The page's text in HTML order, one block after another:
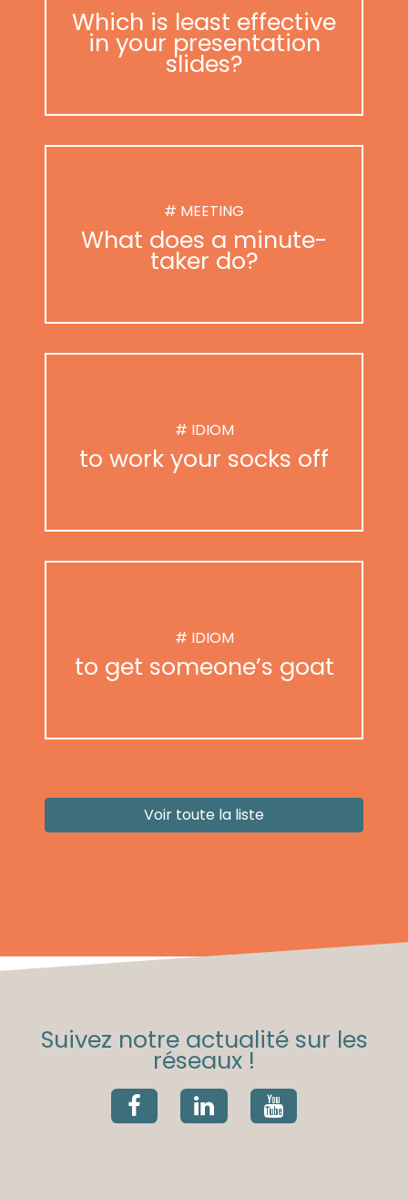
Which is least effective
in your presentation
slides?
# MEETING
What does a minute-
taker do?
# IDIOM
to work your socks off
# IDIOM
to get someone’s goat
Voir toute la liste
Suivez notre actualité sur les
réseaux !